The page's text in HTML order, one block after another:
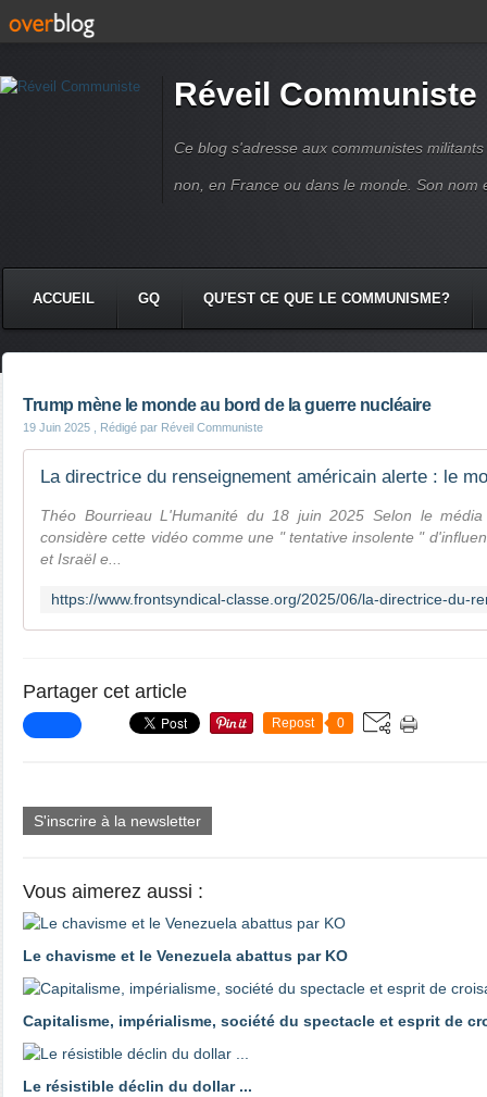
Réveil Communiste
Ce blog s'adresse aux communistes
non, en France ou dans le monde. Son nom
ACCUEIL GQ QU'EST CE QUE LE COMMUNISME?
Trump mène le monde au bord de la guerre nucléaire
19 Juin 2025 , Rédigé par Réveil Communiste
Théo Bourrieau L'Humanité du 18 juin 2025 Selon le
considère cette vidéo comme une " tentative insolente "
et Israël e...
Partager cet article
Repost 0
S'inscrire à la newsletter
Vous aimerez aussi :
Le chavisme et le Venezuela abattus par KO
Capitalisme, impérialisme, société du spectacle et esprit de
Le résistible déclin du dollar ...